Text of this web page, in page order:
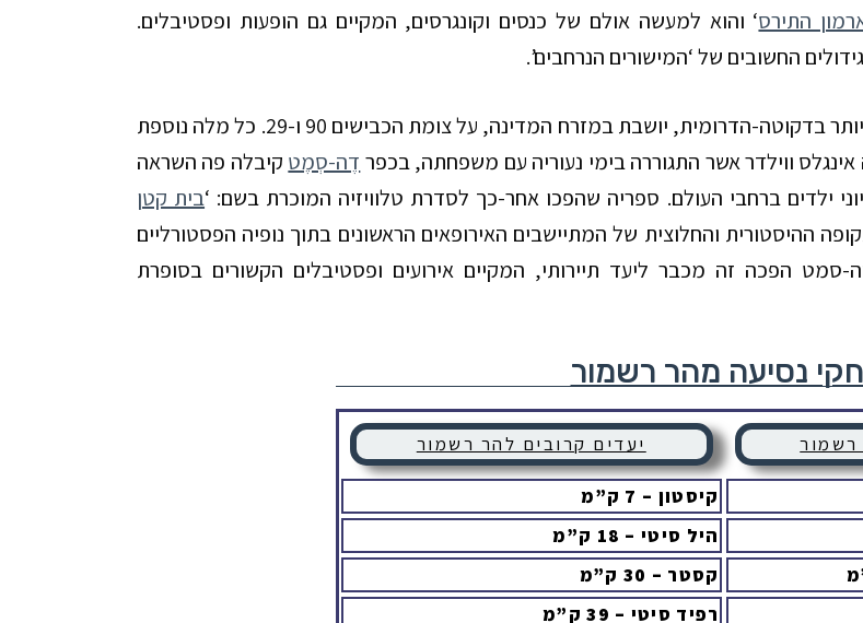
התירס‘ והוא למעשה אולם של כנסים וקונגרסים, המקיים גם הופעות ופסטיבלים.
החשובים של ‘המישורים הנרחבים’.
בדקוטה-הדרומית, יושבת במזרח המדינה, על צומת הכבישים 90 ו-29. כל מלה נוספת
ווילדראשר התגוררה בימי נעוריה עם משפחתה, בכפר דֶה-סְמֶט קיבלה פה השראה
ילדים ברחבי העולם. ספריה שהפכו אחר-כך לסדרת טלוויזיה המוכרת בשם: ‘בית קטן
ההיסטורית והחלוצית של המתיישבים האירופאים הראשונים בתוך נופיה הפסטורליים
סמט הפכה זה מכבר ליעד תיירותי, המקיים אירועים ופסטיבלים הקשורים בסופרת
נסיעה מהר רשמור
יעדים קרובים להר רשמור
קיסטון – 7 ק”מ
היל סיטי – 18 ק”מ
קסטר – 30 ק”מ
רפיד סיטי – 39 ק”מ
רשמור